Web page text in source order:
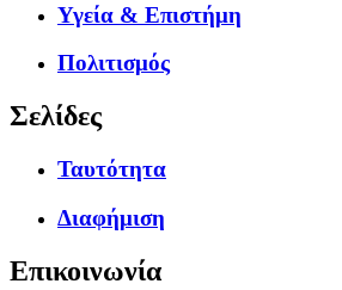
Υγεία & Επιστήμη
Πολιτισμός
Σελίδες
Ταυτότητα
Διαφήμιση
Επικοινωνία